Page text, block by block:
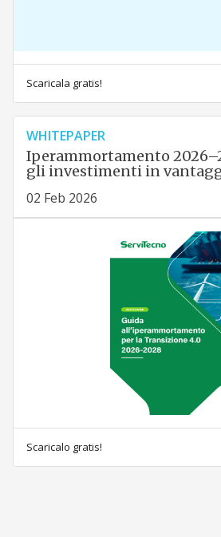
Scaricala gratis!
WHITEPAPER
Iperammortamento
gli investimenti in
02 Feb 2026
Scaricalo gratis!